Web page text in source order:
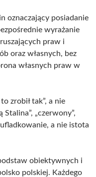
oznaczający posiadanie
wyrażanie
praw i
oraz własnych, bez
własnych praw w
zrobił tak”, a nie
„czerwony”,
a nie istota
obiektywnych i
polskiej. Każdego